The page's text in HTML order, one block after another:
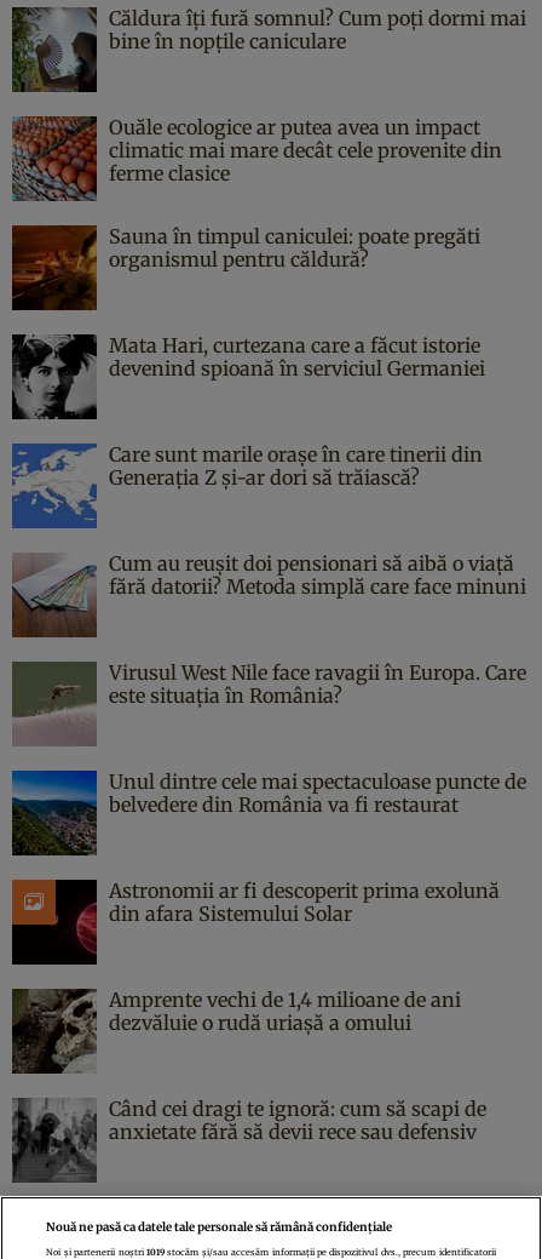
Căldura îți fură somnul? Cum poți dormi mai
bine în nopțile caniculare
Ouăle ecologice ar putea avea un impact
climatic mai mare decât cele provenite din
ferme clasice
Sauna în timpul caniculei: poate pregăti
organismul pentru căldură?
Mata Hari, curtezana care a făcut istorie
devenind spioană în serviciul Germaniei
Care sunt marile orașe în care tinerii din
Generația Z și-ar dori să trăiască?
Cum au reușit doi pensionari să aibă o viață
fără datorii? Metoda simplă care face minuni
Virusul West Nile face ravagii în Europa. Care
este situația în România?
Unul dintre cele mai spectaculoase puncte de
belvedere din România va fi restaurat
Astronomii ar fi descoperit prima exolună
din afara Sistemului Solar
Amprente vechi de 1,4 milioane de ani
dezvăluie o rudă uriașă a omului
Când cei dragi te ignoră: cum să scapi de
anxietate fără să devii rece sau defensiv
Nouă ne pasă ca datele tale personale să rămână confidențiale
Noi și partenerii noștri1019 stocăm și/sau accesăm informații pe dispozitivul dvs., precum identificatorii